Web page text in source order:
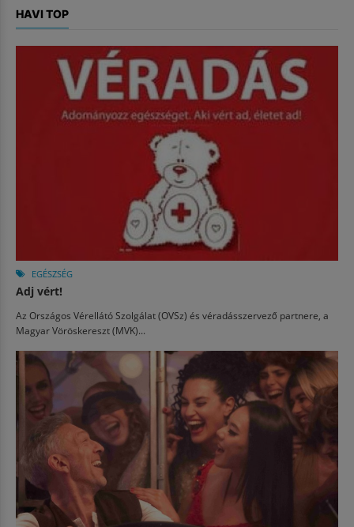
HAVI TOP
EGÉSZSÉG
Adj vért!
Az Országos Vérellátó Szolgálat (OVSz) és véradásszervező partnere, a
Magyar Vöröskereszt (MVK)...